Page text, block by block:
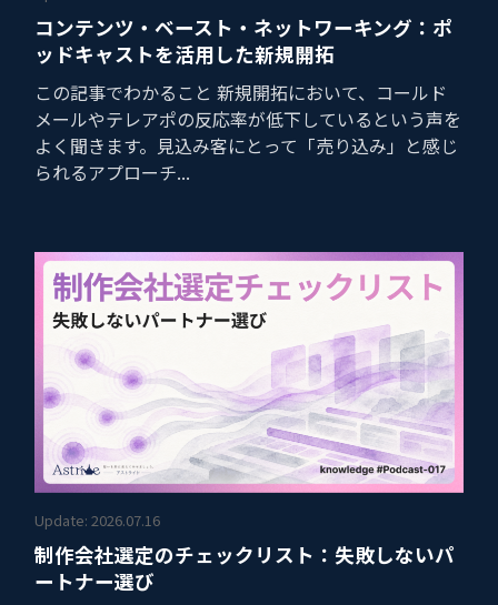
コンテンツ・ベースト・ネットワーキング：ポ
ッドキャストを活用した新規開拓
この記事でわかること 新規開拓において、コールド
メールやテレアポの反応率が低下しているという声を
よく聞きます。見込み客にとって「売り込み」と感じ
られるアプローチ...
Update: 2026.07.16
制作会社選定のチェックリスト：失敗しないパ
ートナー選び